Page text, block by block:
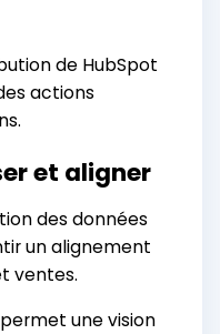
de HubSpot
actions
et aligner
des données
un alignement
ventes.
une vision